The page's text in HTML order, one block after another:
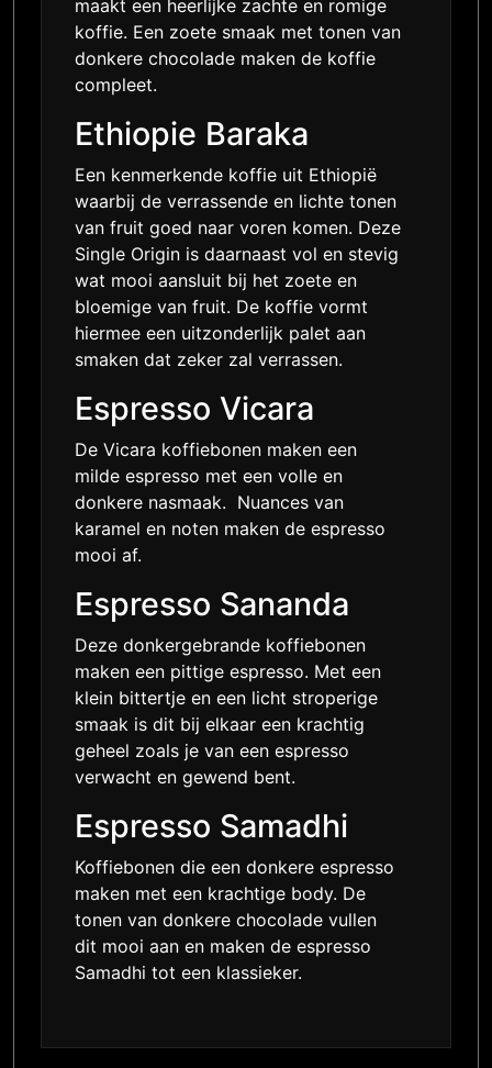
maakt een heerlijke zachte en romige
koffie. Een zoete smaak met tonen van
donkere chocolade maken de koffie
compleet.
Ethiopie Baraka
Een kenmerkende koffie uit Ethiopië
waarbij de verrassende en lichte tonen
van fruit goed naar voren komen. Deze
Single Origin is daarnaast vol en stevig
wat mooi aansluit bij het zoete en
bloemige van fruit. De koffie vormt
hiermee een uitzonderlijk palet aan
smaken dat zeker zal verrassen.
Espresso Vicara
De Vicara koffiebonen maken een
milde espresso met een volle en
donkere nasmaak. Nuances van
karamel en noten maken de espresso
mooi af.
Espresso Sananda
Deze donkergebrande koffiebonen
maken een pittige espresso. Met een
klein bittertje en een licht stroperige
smaak is dit bij elkaar een krachtig
geheel zoals je van een espresso
verwacht en gewend bent.
Espresso Samadhi
Koffiebonen die een donkere espresso
maken met een krachtige body. De
tonen van donkere chocolade vullen
dit mooi aan en maken de espresso
Samadhi tot een klassieker.